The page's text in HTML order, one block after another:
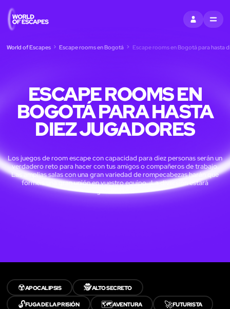
ENTRARMENU
World of Escapes Escape rooms en Bogotá Escape rooms en Bogotá para hasta
ESCAPE ROOMS EN
BOGOTÁ PARA HASTA
DIEZ JUGADORES
Los juegos de room escape con capacidad para diez personas serán un
verdadero reto para hacer con tus amigos o compañeros de trabajo.
Las amplias salas con una gran variedad de rompecabezas harán que
forméis una gran unión en vuestro equipo. ¡La diversión estará
☢️APOCALIPSIS 🕵️ALTO SECRETO
🔓FUGA DE LA PRISIÓN 🗺️AVENTURA 🚀FUTURISTA